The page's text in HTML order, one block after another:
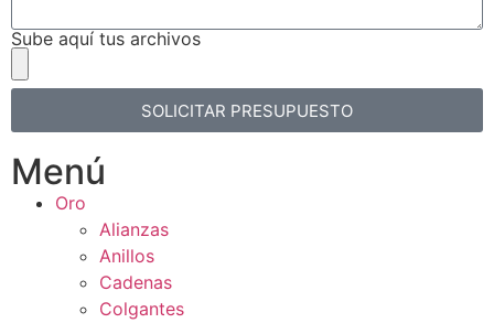
Sube aquí tus archivos
SOLICITAR PRESUPUESTO
Menú
Oro
Alianzas
Anillos
Cadenas
Colgantes